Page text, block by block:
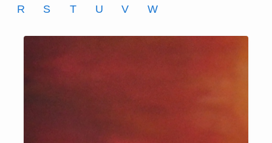
R
S T U V W